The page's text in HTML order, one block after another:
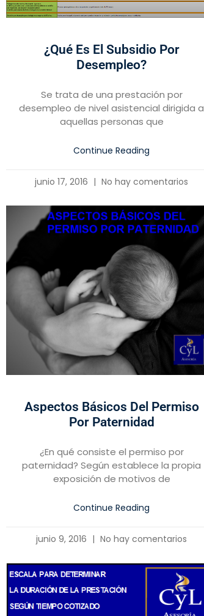
¿Qué Es El Subsidio Por
Desempleo?
Se trata de una prestación por
desempleo de nivel asistencial dirigida a
aquellas personas que
Continue Reading
junio 17, 2016 No hay comentarios
Aspectos Básicos Del Permiso
Por Paternidad
¿En qué consiste el permiso por
paternidad? Según establece la propia
exposición de motivos de
Continue Reading
junio 9, 2016 No hay comentarios